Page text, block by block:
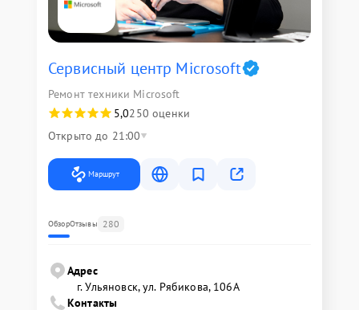
Сервисный центр Microsoft
Ремонт техники Microsoft
5,0250 оценки
Открыто до 21:00
Маршрут
ОбзорОтзывы 280
Адрес
г. Ульяновск, ул. Рябикова, 106А
Контакты